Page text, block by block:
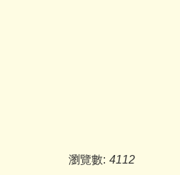
瀏覽數: 4112